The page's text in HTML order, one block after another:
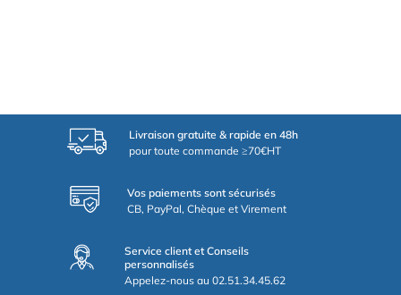
Livraison gratuite & rapide en 48h
pour toute commande ≥70€HT
Vos paiements sont sécurisés
CB, PayPal, Chèque et Virement
Service client et Conseils
personnalisés
Appelez-nous au 02.51.34.45.62